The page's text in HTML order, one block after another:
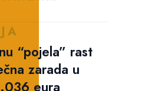
“pojela” rast
zarada u
eura